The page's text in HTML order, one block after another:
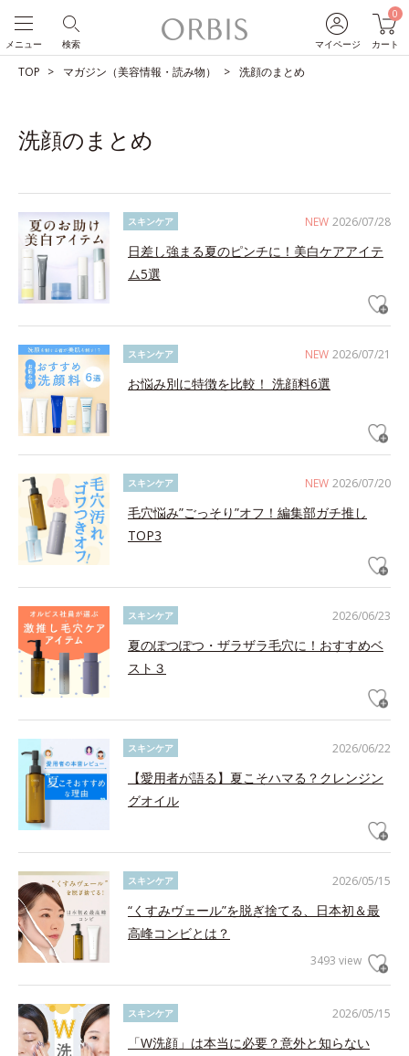
マイページ
0
カート
検索
メニュー
TOP マガジン（美容情報・読み物） 洗顔のまとめ
洗顔のまとめ
NEW 2026/07/28
スキンケア
日差し強まる夏のピンチに！美白ケアアイテ
ム5選
NEW 2026/07/21
スキンケア
お悩み別に特徴を比較！ 洗顔料6選
NEW 2026/07/20
スキンケア
毛穴悩み”ごっそり”オフ！編集部ガチ推し
TOP3
2026/06/23
スキンケア
夏のぽつぽつ・ザラザラ毛穴に！おすすめベ
スト３
2026/06/22
スキンケア
【愛用者が語る】夏こそハマる？クレンジン
グオイル
2026/05/15
スキンケア
“くすみヴェール”を脱ぎ捨てる、日本初＆最
高峰コンビとは？
3493 view
2026/05/15
スキンケア
「W洗顔」は本当に必要？意外と知らない